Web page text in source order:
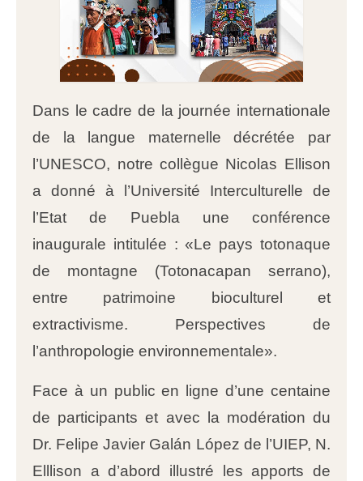
Dans le cadre de la journée internationale
de la langue maternelle décrétée par
l’UNESCO, notre collègue Nicolas Ellison
a donné à l’Université Interculturelle de
l’Etat de Puebla une conférence
inaugurale intitulée : «Le pays totonaque
de montagne (Totonacapan serrano),
entre patrimoine bioculturel et
extractivisme. Perspectives de
l’anthropologie environnementale».
Face à un public en ligne d’une centaine
de participants et avec la modération du
Dr. Felipe Javier Galán López de l’UIEP, N.
Elllison a d’abord illustré les apports de